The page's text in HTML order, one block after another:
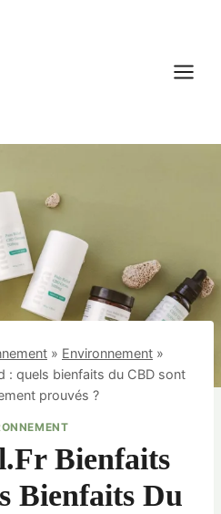
» Environnement »
: quels bienfaits du CBD sont
prouvés ?
Bienfaits
Bienfaits Du